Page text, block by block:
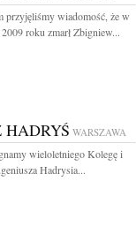
przyjęliśmy wiadomość, że w
roku zmarł Zbigniew...
HADRYŚ WARSZAWA
wieloletniego Kolegę i
Hadrysia...